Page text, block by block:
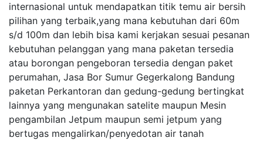
internasional untuk mendapatkan titik temu air bersih
pilihan yang terbaik,yang mana kebutuhan dari 60m
s/d 100m dan lebih bisa kami kerjakan sesuai pesanan
kebutuhan pelanggan yang mana paketan tersedia
atau borongan pengeboran tersedia dengan paket
perumahan, Jasa Bor Sumur Gegerkalong Bandung
paketan Perkantoran dan gedung-gedung bertingkat
lainnya yang mengunakan satelite maupun Mesin
pengambilan Jetpum maupun semi jetpum yang
bertugas mengalirkan/penyedotan air tanah